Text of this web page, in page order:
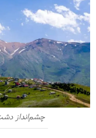
چشم‌انداز